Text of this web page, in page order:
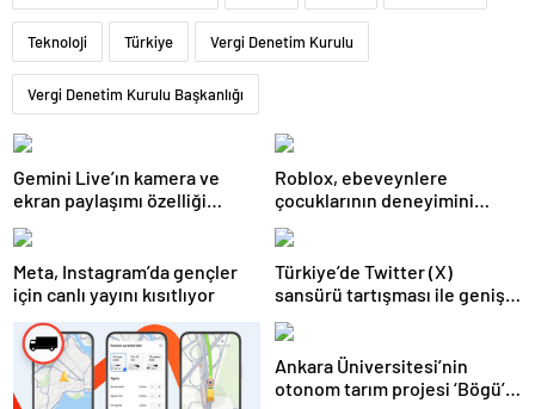
Teknoloji Türkiye Vergi Denetim Kurulu
Vergi Denetim Kurulu Başkanlığı
Gemini Live’ın kamera ve
ekran paylaşımı özelliği
Roblox, ebeveynlere
çocuklarının deneyimini
yeni araçlarını duyurdu
Meta, Instagram’da gençler
için canlı yayını kısıtlıyor
Türkiye’de Twitter (X)
sansürü tartışması ile geniş
Ankara Üniversitesi’nin
otonom tarım projesi ‘Bögü’,